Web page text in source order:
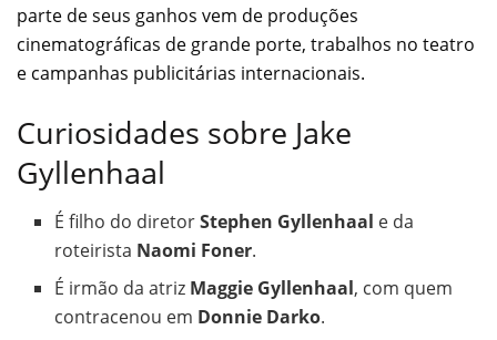
parte de seus ganhos vem de produções
cinematográficas de grande porte, trabalhos no teatro
e campanhas publicitárias internacionais.
Curiosidades sobre Jake
Gyllenhaal
É filho do diretorStephen Gyllenhaal e da
roteirista Naomi Foner.
É irmão da atriz Maggie Gyllenhaal, com quem
contracenou em Donnie Darko.